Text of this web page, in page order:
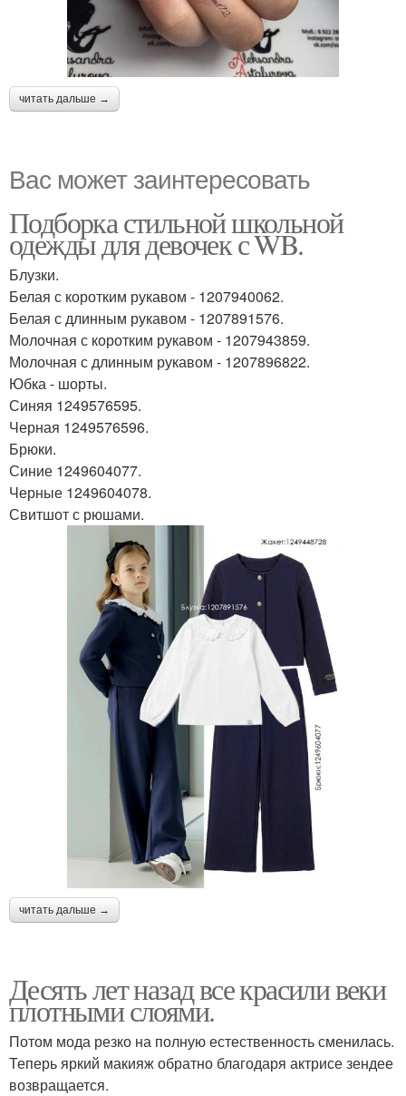
читать дальше →
Вас может заинтересовать
Подборка стильной школьной
одежды для девочек с WB.
Блузки.
Белая с коротким рукавом - 1207940062.
Белая с длинным рукавом - 1207891576.
Молочная с коротким рукавом - 1207943859.
Молочная с длинным рукавом - 1207896822.
Юбка - шорты.
Синяя 1249576595.
Черная 1249576596.
Брюки.
Синие 1249604077.
Черные 1249604078.
Свитшот с рюшами.
читать дальше →
Десять лет назад все красили веки
плотными слоями.
Потом мода резко на полную естественность сменилась.
Теперь яркий макияж обратно благодаря актрисе зендее
возвращается.